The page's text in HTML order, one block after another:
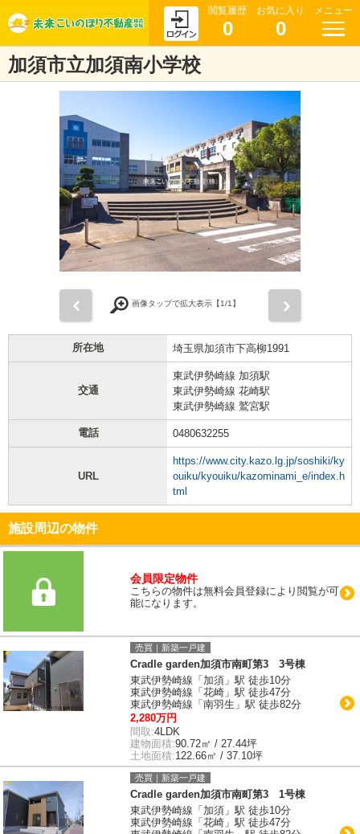
閲覧履歴
0
お気に入り
0
メニュー
加須市立加須南小学校
画像タップで拡大表示【1/1】
所在地 埼玉県加須市下高柳1991
交通
東武伊勢崎線 加須駅
東武伊勢崎線 花崎駅
東武伊勢崎線 鷲宮駅
電話 0480632255
URL
https://www.city.kazo.lg.jp/soshiki/ky
ouiku/kyouiku/kazominami_e/index.h
tml
施設周辺の物件
会員限定物件
こちらの物件は無料会員登録により閲覧が可
能になります。
売買｜新築一戸建
Cradle garden加須市南町第3 3号棟
東武伊勢崎線「加須」駅 徒歩10分
東武伊勢崎線「花崎」駅 徒歩47分
東武伊勢崎線「南羽生」駅 徒歩82分
2,280万円
間取:4LDK
建物面積:90.72㎡ / 27.44坪
土地面積:122.66㎡ / 37.10坪
売買｜新築一戸建
Cradle garden加須市南町第3 1号棟
東武伊勢崎線「加須」駅 徒歩10分
東武伊勢崎線「花崎」駅 徒歩47分